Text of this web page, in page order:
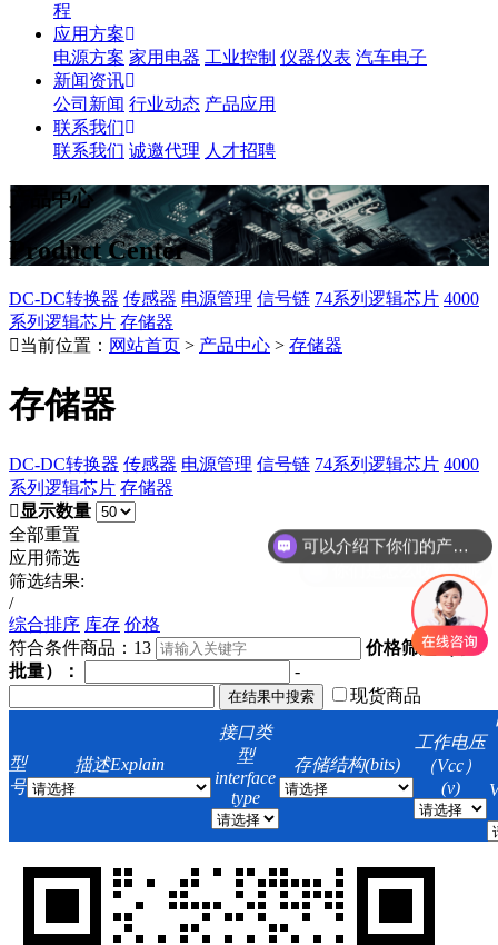
程
应用方案
电源方案 家用电器 工业控制 仪器仪表 汽车电子
新闻资讯
公司新闻 行业动态 产品应用
联系我们
联系我们 诚邀代理 人才招聘
产品中心
Product Center
DC-DC转换器 传感器 电源管理 信号链 74系列逻辑芯片 4000
系列逻辑芯片 存储器
当前位置： 网站首页 > 产品中心 > 存储器
存储器
DC-DC转换器 传感器 电源管理 信号链 74系列逻辑芯片 4000
系列逻辑芯片 存储器
显示数量
全部重置
应用筛选
筛选结果:
/
综合排序 库存 价格
符合条件商品： 13
价格筛选（小
批量）：
-
现货商品
型
号
描述Explain
接口类
型
interface
type
存储结构(bits)
工作电压
（Vcc）
(v)
你们是怎么收费的呢